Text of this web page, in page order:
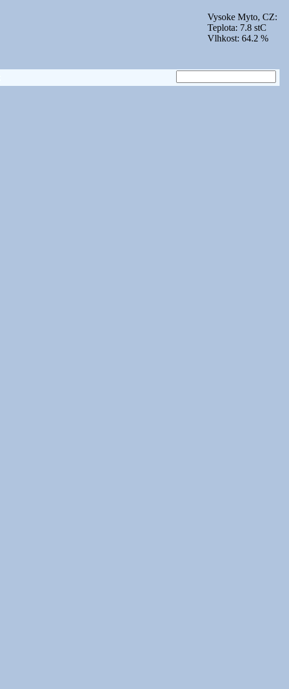
Vysoke Myto, CZ:
Teplota: 7.8 stC
Vlhkost: 64.2 %